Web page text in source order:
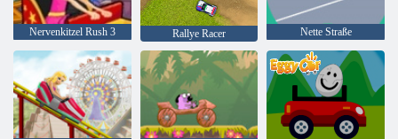
Nervenkitzel Rush 3 Rallye Racer Nette Straße